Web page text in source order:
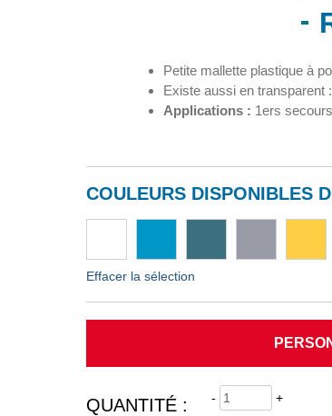
Petite mallette plastique à
Existe aussi en transparent
Applications : 1ers
COULEURS DISPONIBLES
Effacer la sélection
QUANTITÉ : - +